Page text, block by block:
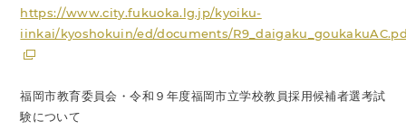
https://www.city.fukuoka.lg.jp/kyoiku-
iinkai/kyoshokuin/ed/documents/
福岡市教育委員会・令和９年度福岡市立学校教員採用候補者選考試
験について